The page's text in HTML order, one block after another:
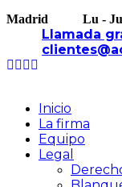
Madrid Lu -
Llamada
Inicio
La firma
Equipo
Legal